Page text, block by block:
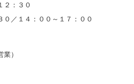
２：３０
０／１４：００～１７：００
）